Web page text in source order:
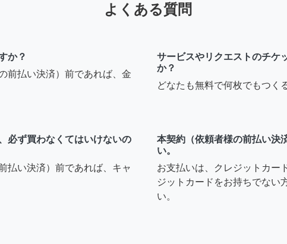
よくある質問
か？
前払い決済）前であれば、金
サービスやリクエストのチケ
か？
どなたも無料で何枚でもつく
必ず買わなくてはいけないの
払い決済）前であれば、キャ
本契約（依頼者様の前払い決
い。
お支払いは、クレジットカー
ジットカードをお持ちでない
い。